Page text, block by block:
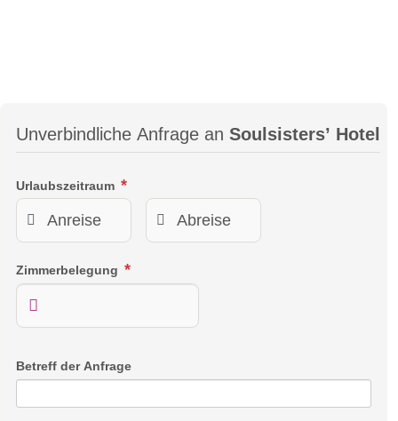
Lifestyle Suiten
Die Lifestyle Suiten bieten Platz für 2-4 Personen auf ca. 42
m². Sie umfassen ein separates Wohn-/Schlafzimmer, ein
Sitzecke, die in ein zusätzliches Doppelbett umgewandelt
Designer-Minibar, großem Kleiderschrank, Badezimmer mit
Unverbindliche Anfrage an Soulsisters’ Hotel
Urlaubszeitraum
Zimmerbelegung
Betreff der Anfrage